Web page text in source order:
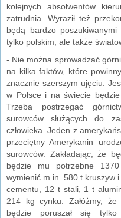
kolejnych absolwentów
zatrudnia. Wyraził też
będą bardzo
tylko polskim, ale także
- Nie można sprowadzać
na kilka faktów, które
znacznie szerszym ujęciu.
w Polsce i na świecie będzie
Trzeba postrzegać
surowców służących do
człowieka. Jeden z
przeciętny Amerykanin
surowców. Zakładając, że
będzie mu potrzebne
wymienić m.in. 580 t kruszyw
cementu, 12 t stali, 1 t
214 kg cynku. Załóżmy, że
będzie poruszał się tylko